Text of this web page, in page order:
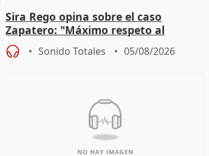
Sira Rego opina sobre el caso
Zapatero: "Máximo respeto al
proceso judicial"
Sonido Totales 05/08/2026